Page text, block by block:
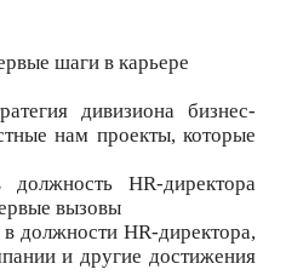
шаги в карьере
дивизиона бизнес-
нам проекты, которые
HR-директора
вызовы
должности HR-директора,
и другие достижения